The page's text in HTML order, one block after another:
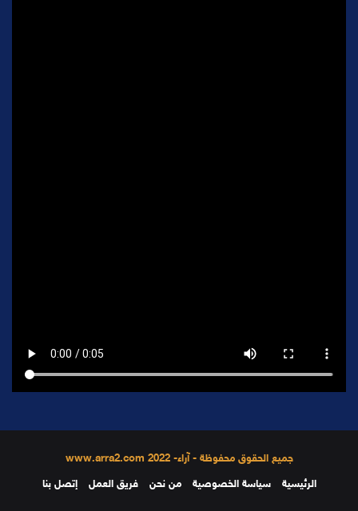
جميع الحقوق محفوظة - آراء- 2022 www.arra2.com
الرئيسية
سياسة الخصوصية من نحن فريق العمل إتصل بنا